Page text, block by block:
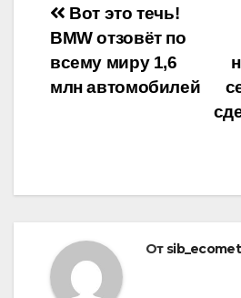
Навигация
по
записям
Вот это течь!
BMW отзовёт по
всему миру 1,6
млн автомобилей
От